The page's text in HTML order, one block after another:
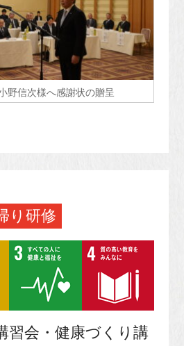
信次様へ感謝状の贈呈
り研修
習会・健康づくり講